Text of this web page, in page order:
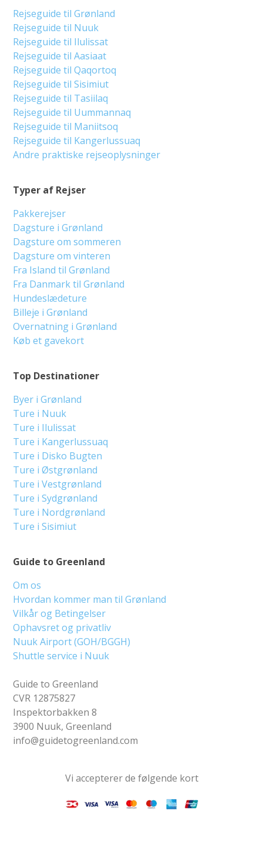
Guide to Greenland
Om os
Hvordan kommer man til Grønland
Vilkår og Betingelser
Ophavsret og privatliv
Nuuk Airport (GOH/BGGH)
Shuttle service i Nuuk
Guide to Greenland
CVR 12875827
Inspektorbakken 8
3900 Nuuk, Greenland
info@guidetogreenland.com
Top Destinationer
Byer i Grønland
Ture i Nuuk
Ture i Ilulissat
Ture i Kangerlussuaq
Ture i Disko Bugten
Ture i Østgrønland
Ture i Vestgrønland
Ture i Sydgrønland
Ture i Nordgrønland
Ture i Sisimiut
Typer af Rejser
Pakkerejser
Dagsture i Grønland
Dagsture om sommeren
Dagsture om vinteren
Fra Island til Grønland
Fra Danmark til Grønland
Hundeslædeture
Billeje i Grønland
Overnatning i Grønland
Køb et gavekort
Rejseguide til Grønland
Rejseguide til Nuuk
Rejseguide til Ilulissat
Rejseguide til Aasiaat
Rejseguide til Qaqortoq
Rejseguide til Sisimiut
Rejseguide til Tasiilaq
Rejseguide til Uummannaq
Rejseguide til Maniitsoq
Rejseguide til Kangerlussuaq
Andre praktiske rejseoplysninger
Vi accepterer de følgende kort